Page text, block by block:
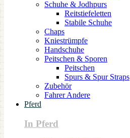
Schuhe & Jodhpurs
Reitstiefeletten
Stabile Schuhe
Chaps
Kniestrümpfe
Handschuhe
Peitschen & Sporen
Peitschen
Spurs & Spur Straps
Zubehör
Fahrer Andere
Pferd
In Pferd